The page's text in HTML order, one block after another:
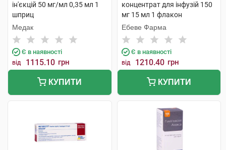
ін'єкцій 50 мг/мл 0,35 мл 1
шприц
Медак
Є в наявності
від 1115.10 грн
КУПИТИ
концентрат для інфузій 150
мг 15 мл 1 флакон
Ебеве Фарма
Є в наявності
від 1210.40 грн
КУПИТИ